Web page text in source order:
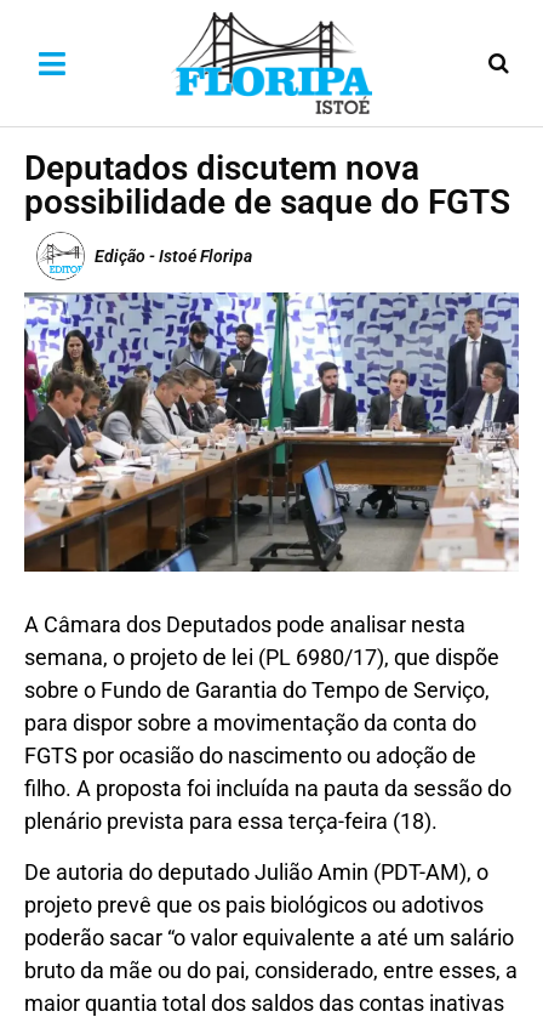
Deputados discutem nova
possibilidade de saque do FGTS
Edição - Istoé Floripa
A Câmara dos Deputados pode analisar nesta
semana, o projeto de lei (PL 6980/17), que dispõe
sobre o Fundo de Garantia do Tempo de Serviço,
para dispor sobre a movimentação da conta do
FGTS por ocasião do nascimento ou adoção de
filho. A proposta foi incluída na pauta da sessão do
plenário prevista para essa terça-feira (18).
De autoria do deputado Julião Amin (PDT-AM), o
projeto prevê que os pais biológicos ou adotivos
poderão sacar “o valor equivalente a até um salário
bruto da mãe ou do pai, considerado, entre esses, a
maior quantia total dos saldos das contas inativas